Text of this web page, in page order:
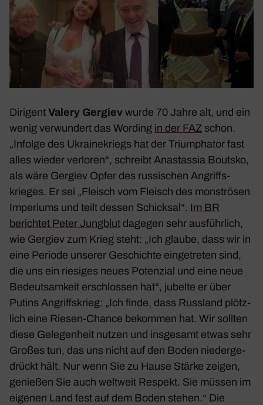
Diri­gent Valery Gergiev wurde 70 Jahre alt, und ein
wenig verwun­dert das Wording in der FAZ schon.
„Infolge des Ukrai­ne­kriegs hat der Trium­phator fast
alles wieder verloren“, schreibt Anast­assia Boutsko,
als wäre Gergiev Opfer des russi­schen Angriffs­
krieges. Er sei „Fleisch vom Fleisch des mons­trösen
Impe­riums und teilt dessen Schicksal“. Im BR
berichtet Peter Jung­blut dagegen sehr ausführ­lich,
wie Gergiev zum Krieg steht: „Ich glaube, dass wir in
eine Periode unserer Geschichte einge­treten sind,
die uns ein riesiges neues Poten­zial und eine neue
Bedeut­sam­keit erschlossen hat“, jubelte er über
Putins Angriffs­krieg: „Ich finde, dass Russ­land plötz­
lich eine Riesen-Chance bekommen hat. Wir sollten
diese Gele­gen­heit nutzen und insge­samt etwas sehr
Großes tun, das uns nicht auf den Boden nieder­ge­
drückt hält. Nur wenn Sie zu Hause Stärke zeigen,
genießen Sie auch welt­weit Respekt. Sie müssen im
eigenen Land fest auf dem Boden stehen.“ Die